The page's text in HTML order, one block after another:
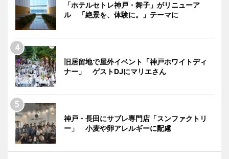
「ホテルセトレ神戸・舞子」がリニューア
ル 「絶景を、体験に。」テーマに
旧居留地で屋外イベント「神戸ホワイトディ
ナー」 ゲストDJにマリエさん
神戸・長田にサブレ専門店「スンファクトリ
ー」 小麦や卵アレルギーに配慮